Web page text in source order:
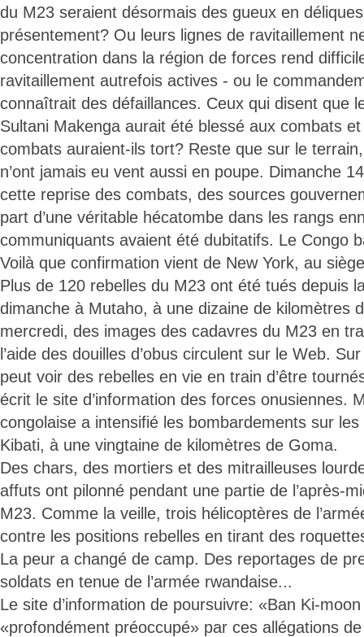
du M23 seraient désormais des gueux en
présentement? Ou leurs lignes de ravitaillement
concentration dans la région de forces rend
ravitaillement autrefois actives - ou le
connaîtrait des défaillances. Ceux qui disent que
Sultani Makenga aurait été blessé aux combats
combats auraient-ils tort? Reste que sur le
n’ont jamais eu vent aussi en poupe. Dimanche
cette reprise des combats, des sources
part d’une véritable hécatombe dans les rangs
communiquants avaient été dubitatifs. Le Congo
Voilà que confirmation vient de New York, au
Plus de 120 rebelles du M23 ont été tués depuis
dimanche à Mutaho, à une dizaine de kilomètres
mercredi, des images des cadavres du M23 en
l’aide des douilles d’obus circulent sur le Web.
peut voir des rebelles en vie en train d’être
écrit le site d’information des forces onusiennes.
congolaise a intensifié les bombardements sur
Kibati, à une vingtaine de kilomètres de Goma.
Des chars, des mortiers et des mitrailleuses
affuts ont pilonné pendant une partie de l’après-
M23. Comme la veille, trois hélicoptères de
contre les positions rebelles en tirant des
La peur a changé de camp. Des reportages de
soldats en tenue de l’armée rwandaise...
Le site d’information de poursuivre: «Ban Ki-moon
«profondément préoccupé» par ces allégations